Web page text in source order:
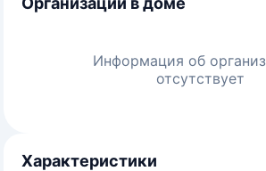
Информация об
отсутствует
Характеристики